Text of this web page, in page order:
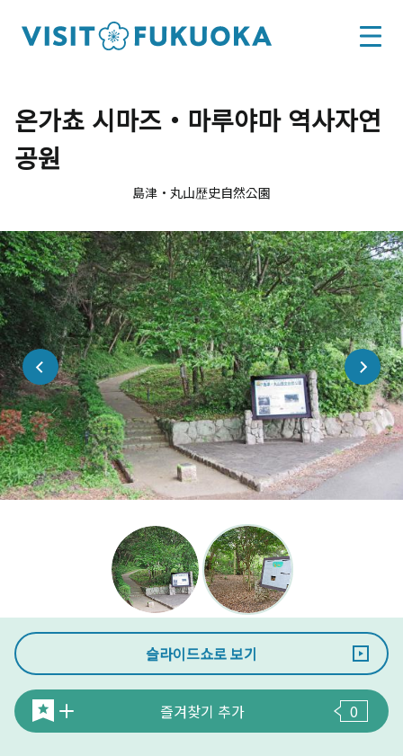
온가쵸 시마즈・마루야마 역사자연
공원
島津・丸山歴史自然公園
슬라이드쇼로 보기
즐겨찾기 추가 0